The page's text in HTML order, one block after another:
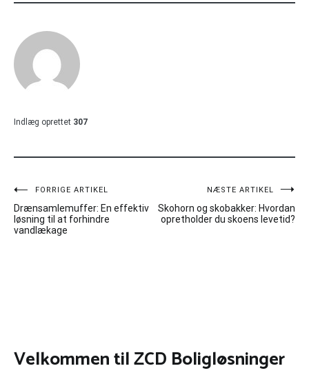
Indlæg oprettet 307
Indlægsnavigation
FORRIGE ARTIKEL
Drænsamlemuffer: En effektiv
løsning til at forhindre
vandlækage
NÆSTE ARTIKEL
Skohorn og skobakker: Hvordan
opretholder du skoens levetid?
Velkommen til ZCD Boligløsninger